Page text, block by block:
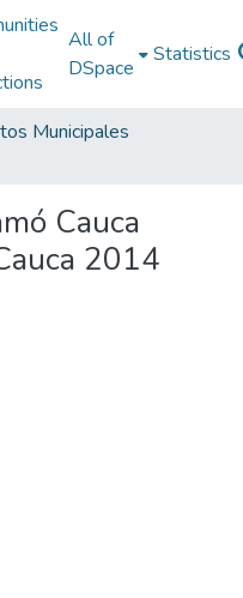
All of
DSpace
Statistics
Municipales
Cauca
2014